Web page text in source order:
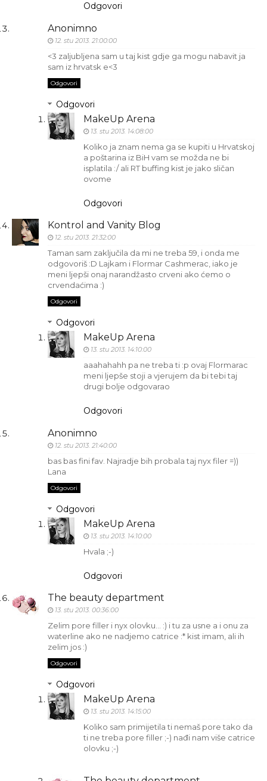
Odgovori
Anonimno
12. stu 2013. 21:00:00
<3 zaljubljena sam u taj kist gdje ga mogu nabavit ja
sam iz hrvatsk e<3
Odgovori
Odgovori
MakeUp Arena
13. stu 2013. 14:08:00
Koliko ja znam nema ga se kupiti u Hrvatskoj
a poštarina iz BiH vam se možda ne bi
isplatila :/ ali RT buffing kist je jako sličan
ovome
Odgovori
Kontrol and Vanity Blog
12. stu 2013. 21:32:00
Taman sam zaključila da mi ne treba 59, i onda me
odgovoriš :D Lajkam i Flormar Cashmerac, iako je
meni ljepši onaj narandžasto crveni ako ćemo o
crvendaćima :)
Odgovori
Odgovori
MakeUp Arena
13. stu 2013. 14:10:00
aaahahahh pa ne treba ti :p ovaj Flormarac
meni ljepše stoji a vjerujem da bi tebi taj
drugi bolje odgovarao
Odgovori
Anonimno
12. stu 2013. 21:40:00
bas bas fini fav. Najradje bih probala taj nyx filer =))
Lana
Odgovori
Odgovori
MakeUp Arena
13. stu 2013. 14:10:00
Hvala ;-)
Odgovori
The beauty department
13. stu 2013. 00:36:00
Zelim pore filler i nyx olovku... :) i tu za usne a i onu za
waterline ako ne nadjemo catrice :* kist imam, ali ih
zelim jos :)
Odgovori
Odgovori
MakeUp Arena
13. stu 2013. 14:15:00
Koliko sam primijetila ti nemaš pore tako da
ti ne treba pore filler ;-) nađi nam više catrice
olovku ;-)